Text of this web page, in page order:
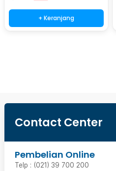
+ Keranjang
Contact Center
Pembelian Online
Telp : (021) 39 700 200